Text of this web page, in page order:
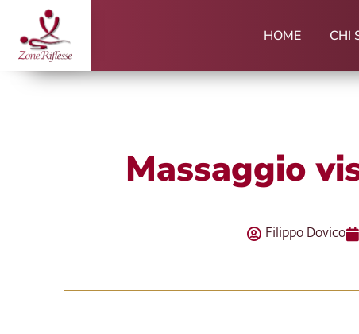
contenuto
HOME CHI
Massaggio
Filippo Dovico